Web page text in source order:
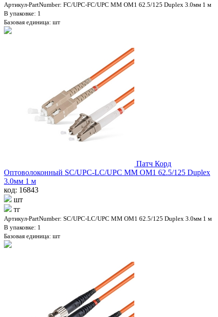
Артикул-PartNumber: FC/UPC-FC/UPC MM OM1 62.5/125 Duplex 3.0мм 1 м
В упаковке: 1
Базовая единица: шт
Патч Корд
Оптоволоконный SC/UPC-LC/UPC MM OM1 62.5/125 Duplex
3.0мм 1 м
код: 16843
шт
тг
Артикул-PartNumber: SC/UPC-LC/UPC MM OM1 62.5/125 Duplex 3.0мм 1 м
В упаковке: 1
Базовая единица: шт